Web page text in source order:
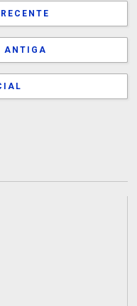
ANTIGA